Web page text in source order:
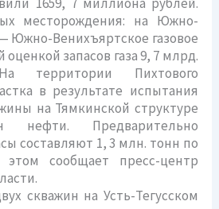
месторождения: на Южно-
Южно-Венихъяртское газовое
запасов газа 9, 7 млрд.
территории Пихтового
в результате испытания
на Тямкинской структуре
нефти. Предварительно
составляют 1, 3 млн. тонн по
сообщает пресс-центр
на Усть-Тегусском